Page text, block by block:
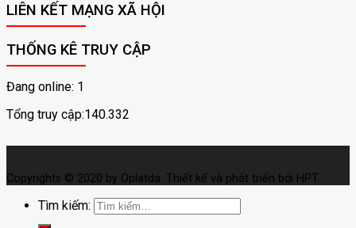
LIÊN KẾT MẠNG XÃ HỘI
THỐNG KÊ TRUY CẬP
Đang online: 1
Tổng truy cập:140.332
Copyrights © 2020 by Oplatda. Thiết kế và phát triển bởi HPT
Tìm kiếm: